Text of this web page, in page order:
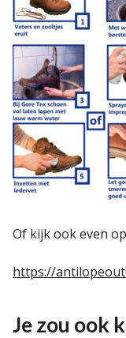
Of kijk ook even
https://
Je zou ook